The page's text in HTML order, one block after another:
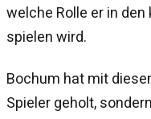
welche Rolle er in
spielen wird.
Bochum hat mit
Spieler geholt,